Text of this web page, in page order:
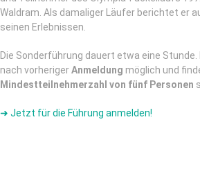
Waldram. Als damaliger Läufer berichtet er
seinen Erlebnissen.
Die Sonderführung dauert etwa eine
nach vorherigerAnmeldung möglich und
Mindestteilnehmerzahl von fünf Personen
➜ Jetzt für die Führung anmelden!